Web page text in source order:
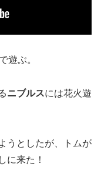
遊ぶ。
ニブルスには花火遊
うとしたが、トムが
に来た！